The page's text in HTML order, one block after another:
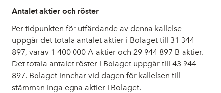
Antalet aktier och röster
Per tidpunkten för utfärdande av denna kallelse
uppgår det totala antalet aktier i Bolaget till 31 344
897, varav 1 400 000 A-aktier och 29 944 897 B-aktier.
Det totala antalet röster i Bolaget uppgår till 43 944
897. Bolaget innehar vid dagen för kallelsen till
stämman inga egna aktier i Bolaget.